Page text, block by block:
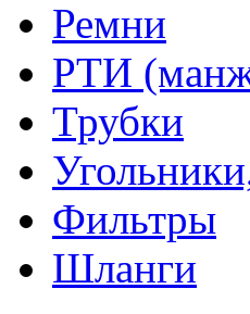
Ремни
РТИ
Трубки
Фильтры
Шланги